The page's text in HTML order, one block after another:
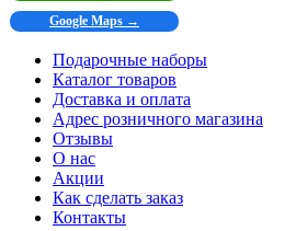
Google Maps →
Подарочные наборы
Каталог товаров
Доставка и оплата
Адрес розничного магазина
Отзывы
О нас
Акции
Как сделать заказ
Контакты